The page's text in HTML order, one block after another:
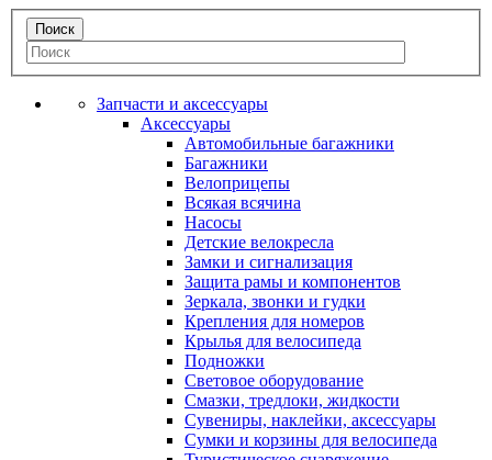
Запчасти и аксессуары
Аксессуары
Автомобильные багажники
Багажники
Велоприцепы
Всякая всячина
Насосы
Детские велокресла
Замки и сигнализация
Защита рамы и компонентов
Зеркала, звонки и гудки
Крепления для номеров
Крылья для велосипеда
Подножки
Световое оборудование
Смазки, тредлоки, жидкости
Сувениры, наклейки, аксессуары
Сумки и корзины для велосипеда